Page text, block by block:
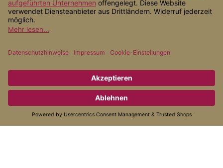
Informationen
Zahlungsarten
© 2026 Alternativ Gesund
* Alle Preise inkl. gesetzl. Mehrwertsteuer zzgl.
nicht anders angegeben.